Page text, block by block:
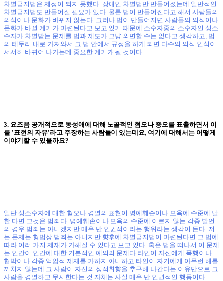
차별금지법은 제정이 되지 못했다. 장애인 차별법만 만들어졌는데 일반적인
차별금지법도 만들어질 필요가 있다. 물론 법이 만들어진다고 해서 사람들의
의식이나 문화가 바뀌지 않는다. 그러나 법이 만들어지면 사람들의 의식이나
문화가 바뀔 계기가 마련된다고 보고 있기 때문에 소수자중의 소수자인 성소
수자가 차별받는 문제를 법과 제도가 그냥 외면할 수는 없다고 생각하고, 법
의 테두리 내로 가져와서 그 법 안에서 규정을 하게 되면 다수의 의식 인식이
서서히 바뀌어 나가는데 중요한 계기가 될 것이다
3. 요즈음 공개적으로 동성애에 대해 노골적인 혐오나 증오를 표출하면서 이
를 '표현의 자유'라고 주장하는 사람들이 있는데요, 여기에 대해서는 어떻게
이야기할 수 있을까요?
일단 성소수자에 대한 혐오나 경멸의 표현이 명예훼손이나 모욕에 수준에 달
한 다면 그것은 범죄다. 명예훼손이나 모욕의 수준에 이르지 않는 각종 발언
의 경우 범죄는 아니겠지만 매우 반 인권적이라는 행위라는 생각이 든다. 저
는 문제는 형법상 범죄는 아니지만 향후에 차별금지법이 마련된다면 그 법에
따라 여러 가지 제재가 가해질 수 있다고 보고 있다. 혹은 법을 떠나서 이 문제
는 인간이 인간에 대한 기본적인 예의의 문제다 타인이 자신에게 폭행이나
협박이나 각종 억압적 제재를 가하지 아니하고 타인이 자기에게 아무런 해를
끼치지 않는데 그 사람이 자신의 성적취향을 추구해 나간다는 이유만으로 그
사람을 경멸하고 무시한다는 것 자체는 사실 매우 반 인권적인 행동이다.